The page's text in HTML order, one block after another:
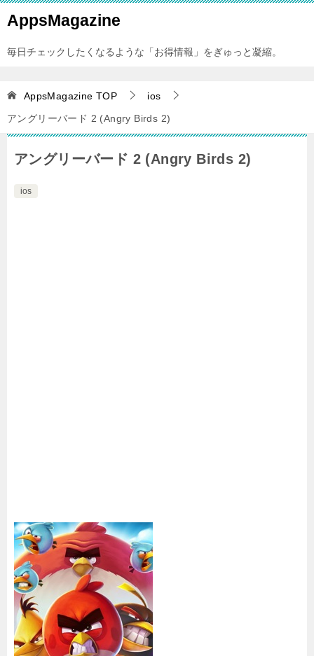
AppsMagazine
毎日チェックしたくなるような「お得情報」をぎゅっと凝縮。
AppsMagazine TOP
ios
アングリーバード 2 (Angry Birds 2)
アングリーバード 2 (Angry Birds 2)
ios